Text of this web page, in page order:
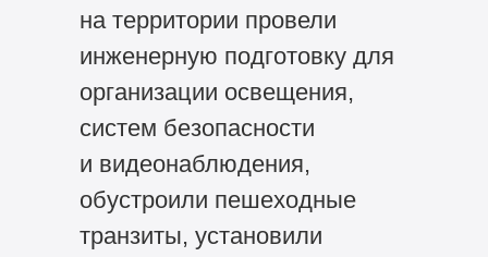
на территории провели
инженерную подготовку для
организации освещения,
систем безопасности
и видеонаблюдения,
обустроили пешеходные
транзиты, установили